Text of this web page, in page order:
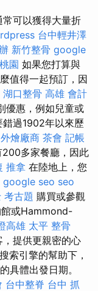
可以獲得大量折
台中輕井澤
新竹整骨 google
園 如果您打算與
值得一起預訂，因
湖口整骨 高雄 會計
優惠，例如兒童或
過1902年以來歷
外燴廠商 茶會 記帳
200多家餐廳，因此
推拿 在陸地上，您
google seo seo
考古題 購買或參觀
或Hammond-
高雄 太平 整骨
提供更親密的心
索引擎的幫助下，
具體出發日期。
台中整脊 台中 抓